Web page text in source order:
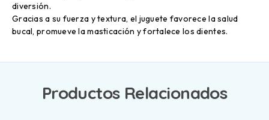
diversión.
Gracias a su fuerza y textura, el juguete favorece la salud
bucal, promueve la masticación y fortalece los dientes.
Productos Relacionados